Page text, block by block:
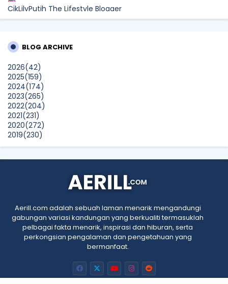
CikLilyPutih The Lifestyle Blogger
What to Read After Watching The Odyssey: Kobo’s Reading
Pertama Kali Join Running Event, Thank You LEGO x KLCC!
Show All
BLOG ARCHIVE
2026(42)
2025(159)
2024(174)
2023(265)
2022(204)
2021(231)
2020(272)
2019(230)
2018(496)
2011(45)
2010(5)
Aerill.com adalah sebuah laman menarik mengandungi
gabungan variasi kandungan yang berkualiti termasuklah
pelbagai fakta menarik, inspirasi dan hiburan, serta
perkongsian pengalaman dan pengetahuan yang
bermanfaat.